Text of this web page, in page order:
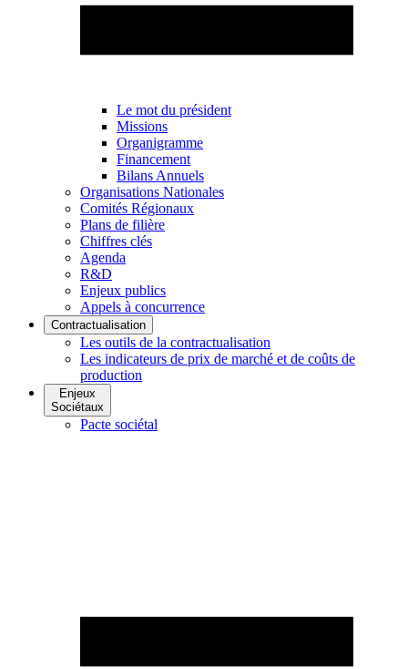
Le mot du président
Missions
Organigramme
Financement
Bilans Annuels
Organisations Nationales
Comités Régionaux
Plans de filière
Chiffres clés
Agenda
R&D
Enjeux publics
Appels à concurrence
Contractualisation
Les outils de la contractualisation
Les indicateurs de prix de marché et de coûts de
production
Enjeux
Sociétaux
Pacte sociétal